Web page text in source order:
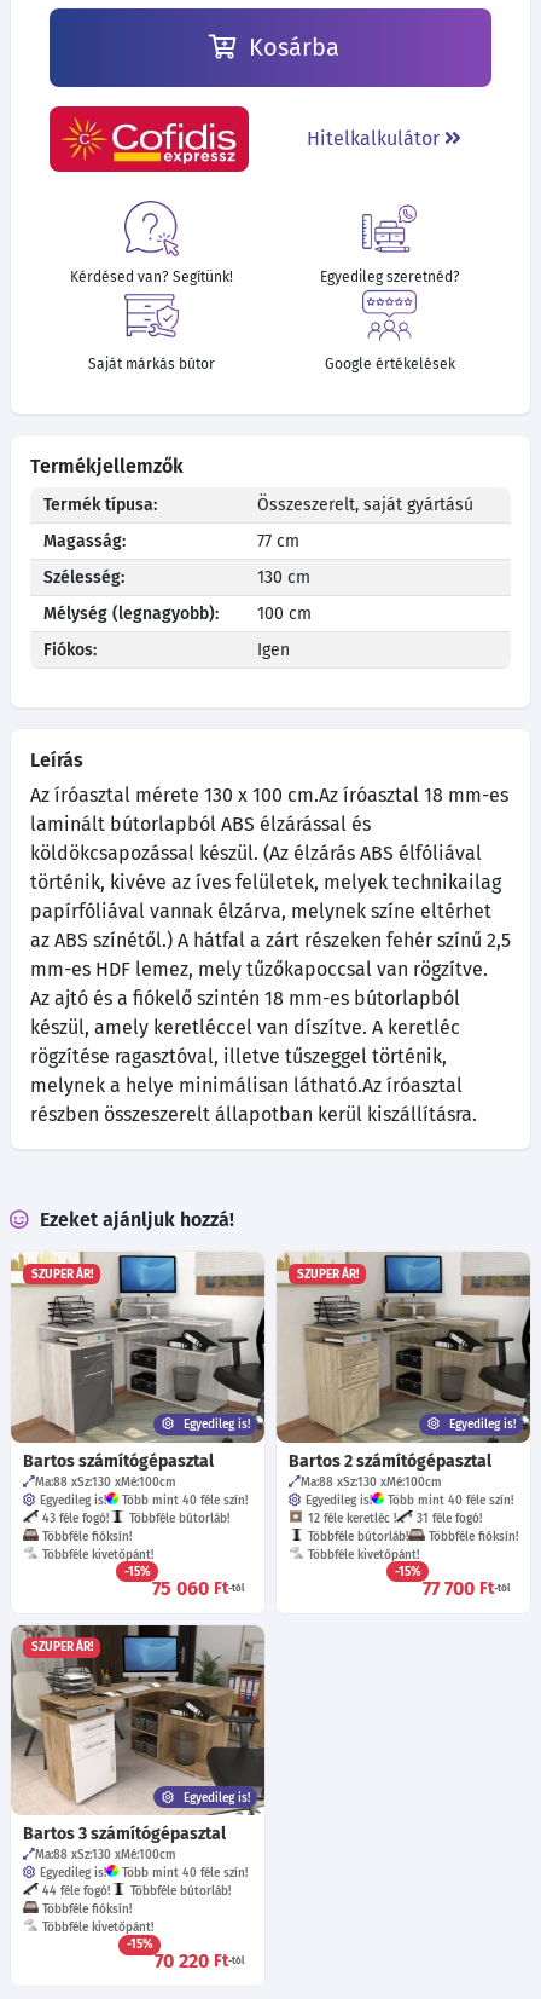
Kosárba
Hitelkalkulátor
Kérdésed van? Segítünk! Egyedileg szeretnéd?
Saját márkás bútor Google értékelések
Termékjellemzők
Termék típusa:
Összeszerelt, saját gyártású
Magasság:
77 cm
Szélesség:
130 cm
Mélység (legnagyobb):
100 cm
Fiókos:
Igen
Leírás
Az íróasztal mérete 130 x 100 cm.Az íróasztal 18 mm-es
laminált bútorlapból ABS élzárással és
köldökcsapozással készül. (Az élzárás ABS élfóliával
történik, kivéve az íves felületek, melyek technikailag
papírfóliával vannak élzárva, melynek színe eltérhet
az ABS színétől.) A hátfal a zárt részeken fehér színű 2,5
mm-es HDF lemez, mely tűzőkapoccsal van rögzítve.
Az ajtó és a fiókelő szintén 18 mm-es bútorlapból
készül, amely keretléccel van díszítve. A keretléc
rögzítése ragasztóval, illetve tűszeggel történik,
melynek a helye minimálisan látható.Az íróasztal
részben összeszerelt állapotban kerül kiszállításra.
Ezeket ajánljuk hozzá!
SZUPER ÁR!
Egyedileg is!
Bartos számítógépasztal
Ma:88 Sz:130 Mé:100cm
Egyedileg is!
Több mint 40 féle szín!
43 féle fogó!
Többféle bútorláb!
Többféle fióksín!
Többféle kivetőpánt!
-15%
75 060 Ft-tól
SZUPER ÁR!
Egyedileg is!
Bartos 2 számítógépasztal
Ma:88 Sz:130 Mé:100cm
Egyedileg is!
Több mint 40 féle szín!
12 féle keretléc !
31 féle fogó!
Többféle bútorláb!
Többféle fióksín!
Többféle kivetőpánt!
-15%
77 700 Ft-tól
SZUPER ÁR!
Egyedileg is!
Bartos 3 számítógépasztal
Ma:88 Sz:130 Mé:100cm
Egyedileg is!
Több mint 40 féle szín!
44 féle fogó!
Többféle bútorláb!
Többféle fióksín!
Többféle kivetőpánt!
-15%
70 220 Ft-tól